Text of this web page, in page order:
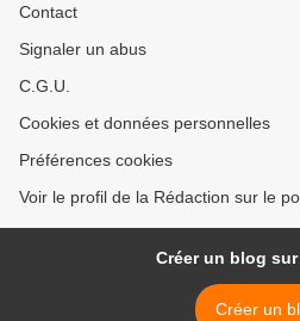
Contact
Signaler un abus
C.G.U.
Cookies et données personnelles
Préférences cookies
Voir le profil de la Rédaction sur le
Créer un blog
Créer un